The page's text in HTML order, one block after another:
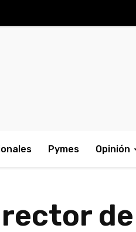
Pymes Opinión